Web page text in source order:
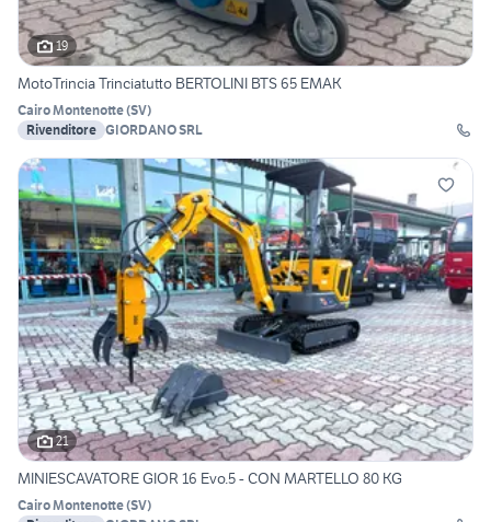
19
MotoTrincia Trinciatutto BERTOLINI BTS 65 EMAK
Cairo Montenotte(SV)
Rivenditore GIORDANO SRL
21
MINIESCAVATORE GIOR 16 Evo.5 - CON MARTELLO 80 KG
Cairo Montenotte(SV)